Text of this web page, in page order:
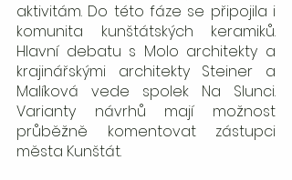
aktivitám. Do této fáze se připojila i
komunita kunštátských keramiků.
Hlavní debatu s Molo architekty a
krajinářskými architekty Steiner a
Malíková vede spolek Na Slunci.
Varianty návrhů mají možnost
průběžně komentovat zástupci
města Kunštát.